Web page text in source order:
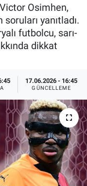
Osimhen,
yanıtladı.
futbolcu, sarı-
dikkat
17.06.2026 - 16:45
GÜNCELLEME